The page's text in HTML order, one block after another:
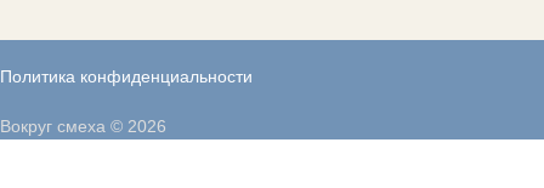
Политика конфиденциальности
Вокруг смеха © 2026